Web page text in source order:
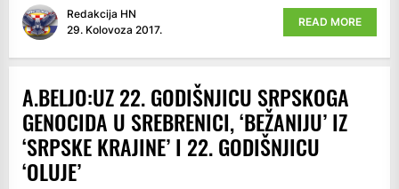
Redakcija HN
29. Kolovoza 2017.
READ MORE
A.BELJO:UZ 22. GODIŠNJICU SRPSKOGA
GENOCIDA U SREBRENICI, ‘BEŽANIJU’ IZ
‘SRPSKE KRAJINE’ I 22. GODIŠNJICU
‘OLUJE’